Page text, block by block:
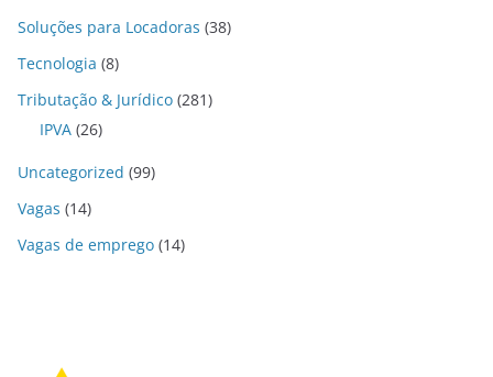
Soluções para Locadoras (38)
Tecnologia (8)
Tributação & Jurídico (281)
IPVA (26)
Uncategorized (99)
Vagas (14)
Vagas de emprego (14)